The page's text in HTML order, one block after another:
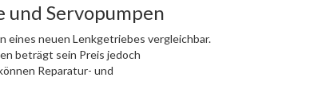
Servopumpen
eines neuen Lenkgetriebes vergleichbar.
beträgt sein Preis jedoch
Reparatur- und